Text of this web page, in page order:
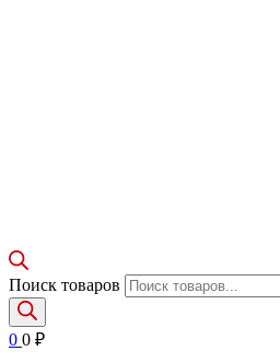
Поиск товаров
0 0 ₽